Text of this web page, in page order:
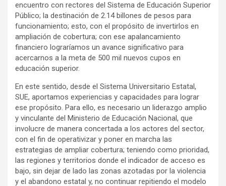
encuentro con rectores del Sistema de Educación Superior
Público; la destinación de 2.14 billones de pesos para
funcionamiento; esto, con el propósito de invertirlos en
ampliación de cobertura; con ese apalancamiento
financiero lograríamos un avance significativo para
acercarnos a la meta de 500 mil nuevos cupos en
educación superior.
En este sentido, desde el Sistema Universitario Estatal,
SUE, aportamos experiencias y capacidades para lograr
ese propósito. Para ello, es necesario un liderazgo amplio
y vinculante del Ministerio de Educación Nacional, que
involucre de manera concertada a los actores del sector,
con el fin de operativizar y poner en marcha las
estrategias de ampliar cobertura; teniendo como prioridad,
las regiones y territorios donde el indicador de acceso es
bajo, sin dejar de lado las zonas azotadas por la violencia
y el abandono estatal y, no continuar repitiendo el modelo